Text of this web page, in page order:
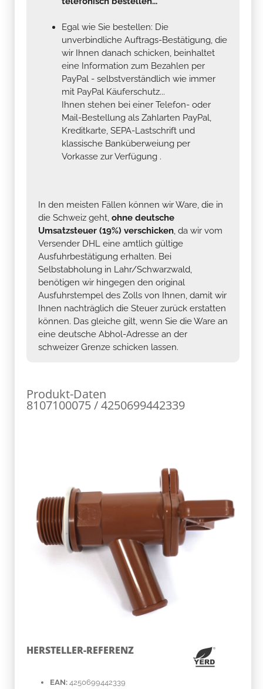
Egal wie Sie bestellen: Die
unverbindliche Auftrags-Bestätigung, die
wir Ihnen danach schicken, beinhaltet
eine Information zum Bezahlen per
PayPal - selbstverständlich wie immer
mit PayPal Käuferschutz...
Ihnen stehen bei einer Telefon- oder
Mail-Bestellung als Zahlarten PayPal,
Kreditkarte, SEPA-Lastschrift und
klassische Banküberweiung per
Vorkasse zur Verfügung .
In den meisten Fällen können wir Ware, die in
die Schweiz geht, ohne deutsche
Umsatzsteuer (19%) verschicken, da wir vom
Versender DHL eine amtlich gültige
Ausfuhrbestätigung erhalten. Bei
Selbstabholung in Lahr/Schwarzwald,
benötigen wir hingegen den original
Ausfuhrstempel des Zolls von Ihnen, damit wir
Ihnen nachträglich die Steuer zurück erstatten
können. Das gleiche gilt, wenn Sie die Ware an
eine deutsche Abhol-Adresse an der
schweizer Grenze schicken lassen.
Produkt-Daten
8107100075 / 4250699442339
HERSTELLER-REFERENZ
EAN: 4250699442339